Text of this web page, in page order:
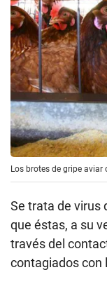
Los brotes de gripe
Se trata de virus
que éstas, a su
través del
contagiados con